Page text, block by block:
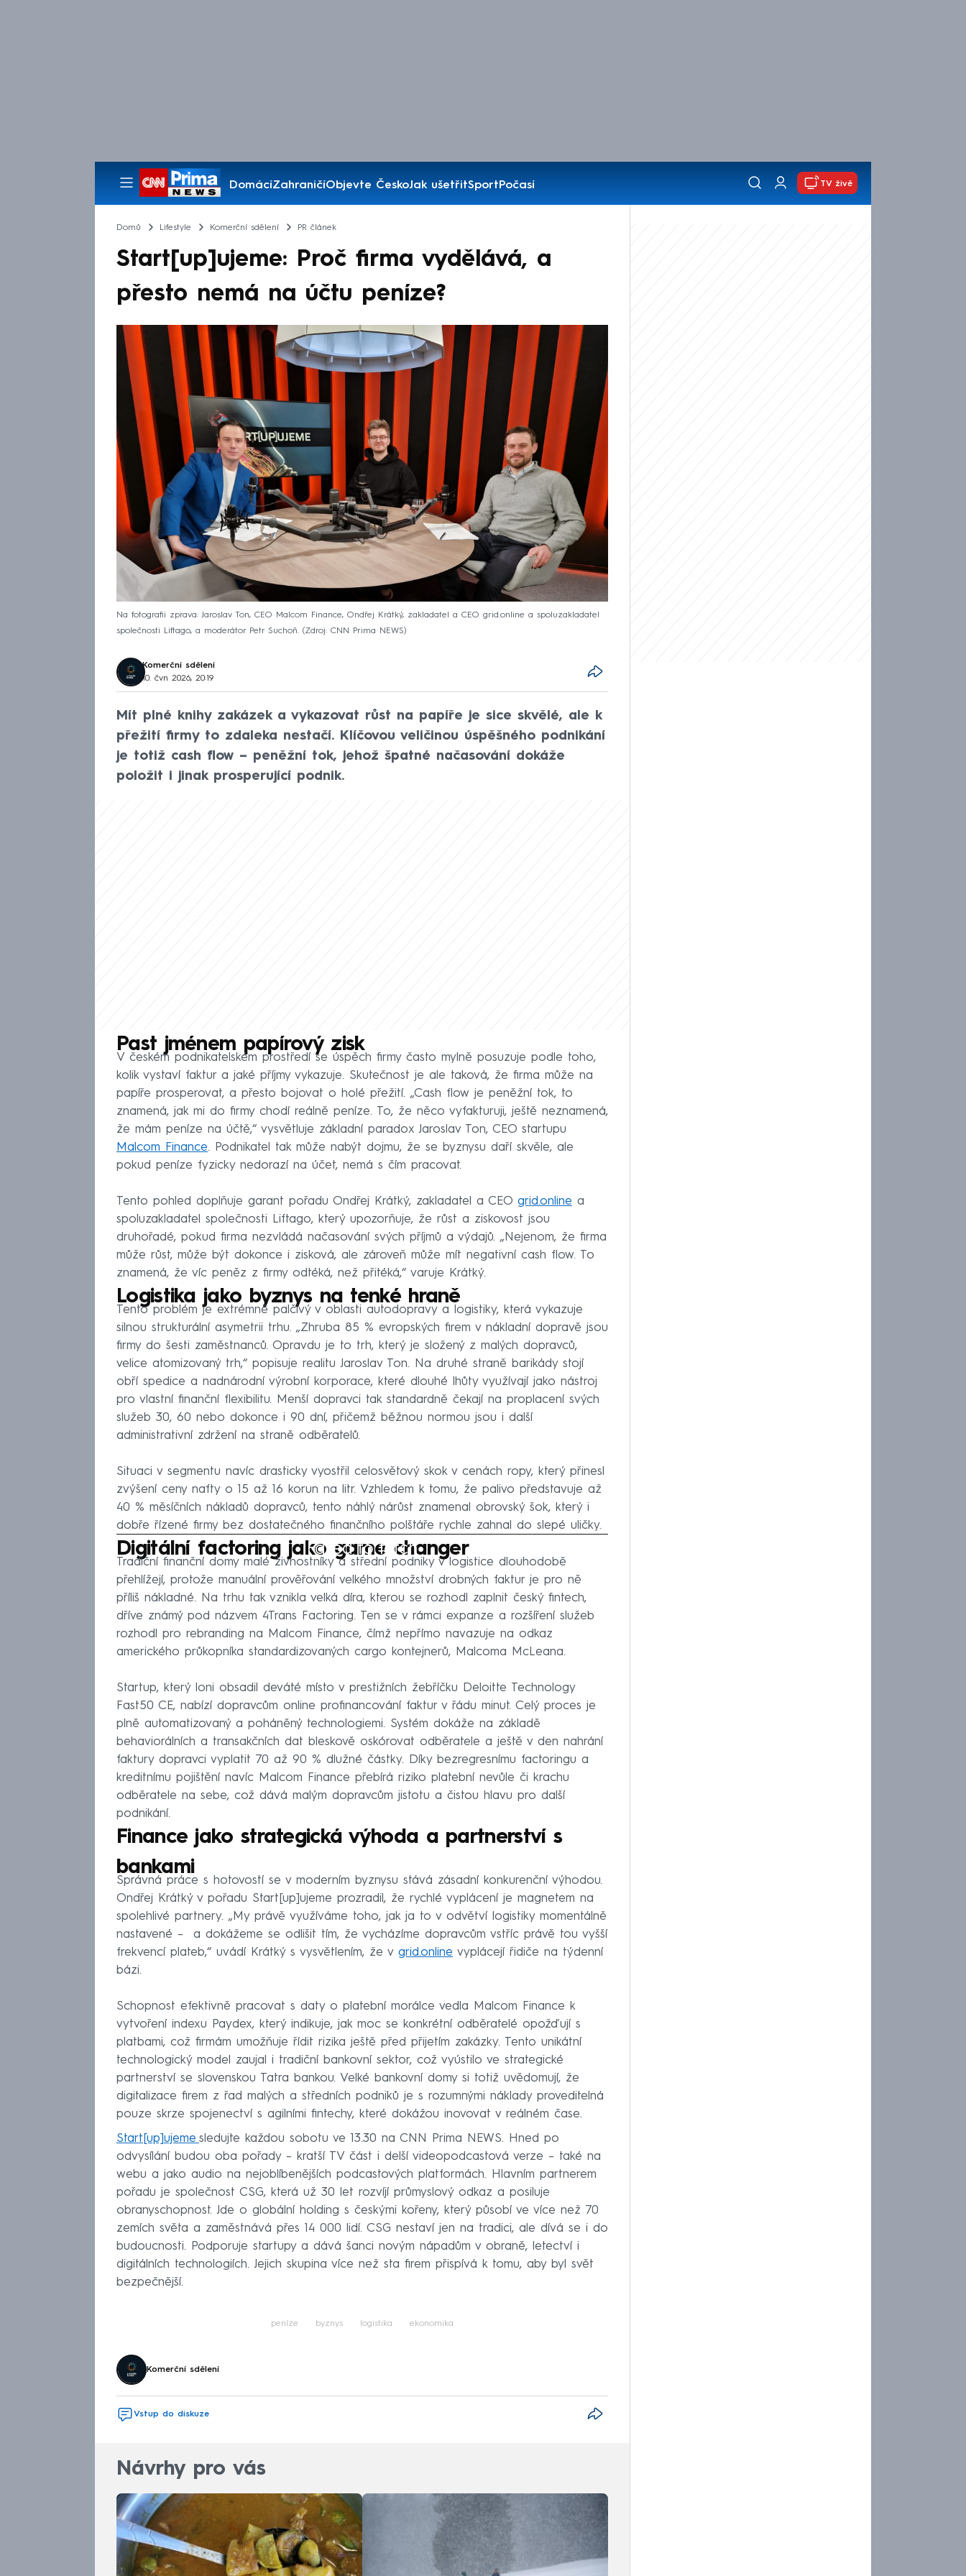
DomácíZahraničíObjevte ČeskoJak ušetřitSportPočasí
Pořady
TV živě
Domů Lifestyle Komerční sdělení PR článek
Start[up]ujeme: Proč firma vydělává, a
přesto nemá na účtu peníze?
Na fotografii zprava: Jaroslav Ton, CEO Malcom Finance, Ondřej Krátký, zakladatel a CEO grid.online a spoluzakladatel
společnosti Liftago, a moderátor Petr Suchoň.
Zdroj: CNN Prima NEWS
Komerční sdělení
10. čvn 2026, 20:19
Mít plné knihy zakázek a vykazovat růst na papíře je sice skvělé, ale k
přežití firmy to zdaleka nestačí. Klíčovou veličinou úspěšného podnikání
je totiž cash flow – peněžní tok, jehož špatné načasování dokáže
položit i jinak prosperující podnik.
Past jménem papírový zisk
V českém podnikatelském prostředí se úspěch firmy často mylně posuzuje podle toho,
kolik vystaví faktur a jaké příjmy vykazuje. Skutečnost je ale taková, že firma může na
papíře prosperovat, a přesto bojovat o holé přežití. „Cash flow je peněžní tok, to
znamená, jak mi do firmy chodí reálně peníze. To, že něco vyfakturuji, ještě neznamená,
že mám peníze na účtě,“ vysvětluje základní paradox Jaroslav Ton, CEO startupu
Malcom Finance. Podnikatel tak může nabýt dojmu, že se byznysu daří skvěle, ale
pokud peníze fyzicky nedorazí na účet, nemá s čím pracovat.
Tento pohled doplňuje garant pořadu Ondřej Krátký, zakladatel a CEO grid.online a
spoluzakladatel společnosti Liftago, který upozorňuje, že růst a ziskovost jsou
druhořadé, pokud firma nezvládá načasování svých příjmů a výdajů. „Nejenom, že firma
může růst, může být dokonce i zisková, ale zároveň může mít negativní cash flow. To
znamená, že víc peněz z firmy odtéká, než přitéká,“ varuje Krátký.
Logistika jako byznys na tenké hraně
Tento problém je extrémně palčivý v oblasti autodopravy a logistiky, která vykazuje
silnou strukturální asymetrii trhu. „Zhruba 85 % evropských firem v nákladní dopravě jsou
firmy do šesti zaměstnanců. Opravdu je to trh, který je složený z malých dopravců,
velice atomizovaný trh,“ popisuje realitu Jaroslav Ton. Na druhé straně barikády stojí
obří spedice a nadnárodní výrobní korporace, které dlouhé lhůty využívají jako nástroj
pro vlastní finanční flexibilitu. Menší dopravci tak standardně čekají na proplacení svých
služeb 30, 60 nebo dokonce i 90 dní, přičemž běžnou normou jsou i další
administrativní zdržení na straně odběratelů.
Situaci v segmentu navíc drasticky vyostřil celosvětový skok v cenách ropy, který přinesl
zvýšení ceny nafty o 15 až 16 korun na litr. Vzhledem k tomu, že palivo představuje až
40 % měsíčních nákladů dopravců, tento náhlý nárůst znamenal obrovský šok, který i
dobře řízené firmy bez dostatečného finančního polštáře rychle zahnal do slepé uličky.
Failed to fetch
Digitální factoring jako game changer
Tradiční finanční domy malé živnostníky a střední podniky v logistice dlouhodobě
přehlížejí, protože manuální prověřování velkého množství drobných faktur je pro ně
příliš nákladné. Na trhu tak vznikla velká díra, kterou se rozhodl zaplnit český fintech,
dříve známý pod názvem 4Trans Factoring. Ten se v rámci expanze a rozšíření služeb
rozhodl pro rebranding na Malcom Finance, čímž nepřímo navazuje na odkaz
amerického průkopníka standardizovaných cargo kontejnerů, Malcoma McLeana.
Startup, který loni obsadil deváté místo v prestižních žebříčku Deloitte Technology
Fast50 CE, nabízí dopravcům online profinancování faktur v řádu minut. Celý proces je
plně automatizovaný a poháněný technologiemi. Systém dokáže na základě
behaviorálních a transakčních dat bleskově oskórovat odběratele a ještě v den nahrání
faktury dopravci vyplatit 70 až 90 % dlužné částky. Díky bezregresnímu factoringu a
kreditnímu pojištění navíc Malcom Finance přebírá riziko platební nevůle či krachu
odběratele na sebe, což dává malým dopravcům jistotu a čistou hlavu pro další
podnikání.
Finance jako strategická výhoda a partnerství s
bankami
Správná práce s hotovostí se v moderním byznysu stává zásadní konkurenční výhodou.
Ondřej Krátký v pořadu Start[up]ujeme prozradil, že rychlé vyplácení je magnetem na
spolehlivé partnery. „My právě využíváme toho, jak ja to v odvětví logistiky momentálně
nastavené – a dokážeme se odlišit tím, že vycházíme dopravcům vstříc právě tou vyšší
frekvencí plateb,“ uvádí Krátký s vysvětlením, že v grid.online vyplácejí řidiče na týdenní
bázi.
Schopnost efektivně pracovat s daty o platební morálce vedla Malcom Finance k
vytvoření indexu Paydex, který indikuje, jak moc se konkrétní odběratelé opožďují s
platbami, což firmám umožňuje řídit rizika ještě před přijetím zakázky. Tento unikátní
technologický model zaujal i tradiční bankovní sektor, což vyústilo ve strategické
partnerství se slovenskou Tatra bankou. Velké bankovní domy si totiž uvědomují, že
digitalizace firem z řad malých a středních podniků je s rozumnými náklady proveditelná
pouze skrze spojenectví s agilními fintechy, které dokážou inovovat v reálném čase.
Start[up]ujeme sledujte každou sobotu ve 13.30 na CNN Prima NEWS. Hned po
odvysílání budou oba pořady – kratší TV část i delší videopodcastová verze – také na
webu a jako audio na nejoblíbenějších podcastových platformách. Hlavním partnerem
pořadu je společnost CSG, která už 30 let rozvíjí průmyslový odkaz a posiluje
obranyschopnost. Jde o globální holding s českými kořeny, který působí ve více než 70
zemích světa a zaměstnává přes 14 000 lidí. CSG nestaví jen na tradici, ale dívá se i do
budoucnosti. Podporuje startupy a dává šanci novým nápadům v obraně, letectví i
digitálních technologiích. Jejich skupina více než sta firem přispívá k tomu, aby byl svět
bezpečnější.
peníze byznys logistika ekonomika
Komerční sdělení
Vstup do diskuze
Návrhy pro vás